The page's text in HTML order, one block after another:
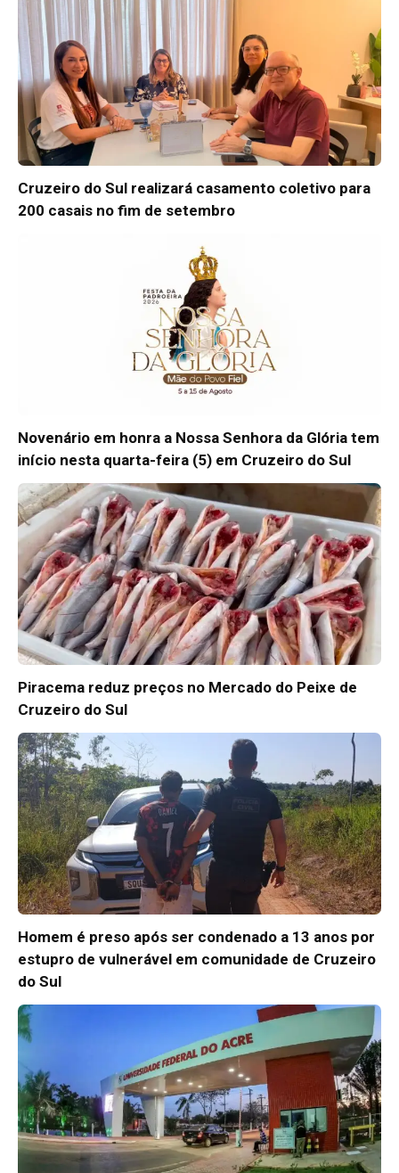
Cruzeiro do Sul realizará casamento coletivo para
200 casais no fim de setembro
Novenário em honra a Nossa Senhora da Glória tem
início nesta quarta-feira (5) em Cruzeiro do Sul
Piracema reduz preços no Mercado do Peixe de
Cruzeiro do Sul
Homem é preso após ser condenado a 13 anos por
estupro de vulnerável em comunidade de Cruzeiro
do Sul